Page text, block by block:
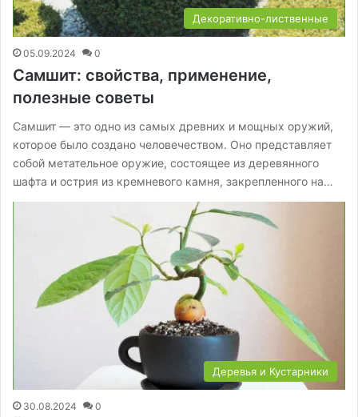
Декоративно-лиственные
05.09.2024 0
Самшит: свойства, применение,
полезные советы
Самшит — это одно из самых древних и мощных оружий,
которое было создано человечеством. Оно представляет
собой метательное оружие, состоящее из деревянного
шафта и острия из кремневого камня, закрепленного на…
Деревья и Кустарники
30.08.2024 0